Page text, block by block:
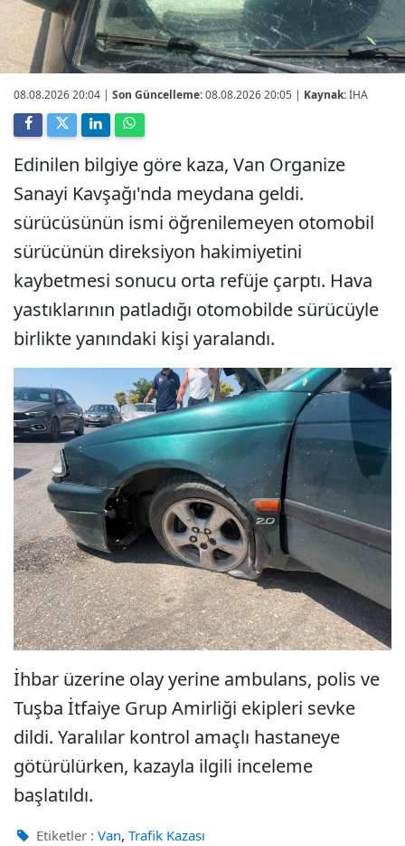
08.08.2026 20:04 | Son Güncelleme:08.08.2026 20:05 | Kaynak:İHA
Edinilen bilgiye göre kaza, Van Organize
Sanayi Kavşağı'nda meydana geldi.
sürücüsünün ismi öğrenilemeyen otomobil
sürücünün direksiyon hakimiyetini
kaybetmesi sonucu orta refüje çarptı. Hava
yastıklarının patladığı otomobilde sürücüyle
birlikte yanındaki kişi yaralandı.
İhbar üzerine olay yerine ambulans, polis ve
Tuşba İtfaiye Grup Amirliği ekipleri sevke
dildi. Yaralılar kontrol amaçlı hastaneye
götürülürken, kazayla ilgili inceleme
başlatıldı.
Etiketler : Van, Trafik Kazası